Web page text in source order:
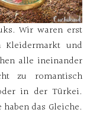
Wir waren erst
Kleidermarkt und
alle ineinander
zu romantisch
in der Türkei.
das Gleiche.